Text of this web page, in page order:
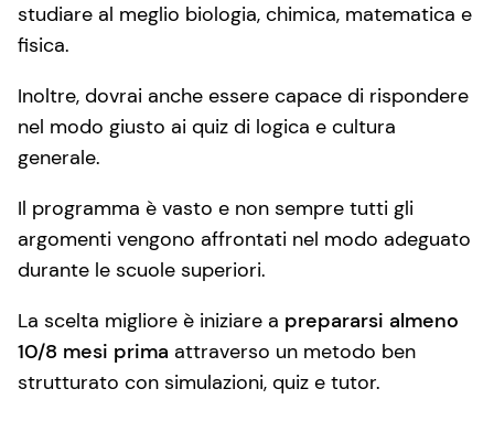
studiare al meglio biologia, chimica, matematica e
fisica.
Inoltre, dovrai anche essere capace di rispondere
nel modo giusto ai quiz di logica e cultura
generale.
Il programma è vasto e non sempre tutti gli
argomenti vengono affrontati nel modo adeguato
durante le scuole superiori.
La scelta migliore è iniziare a prepararsi almeno
10/8 mesi prima attraverso un metodo ben
strutturato con simulazioni, quiz e tutor.